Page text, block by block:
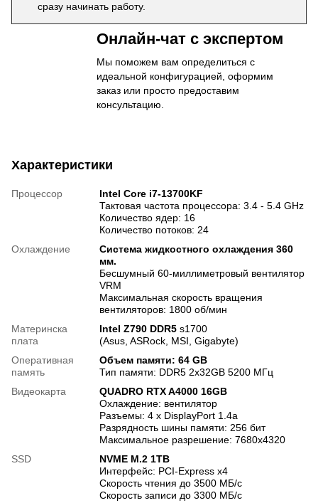
сразу начинать работу.
Онлайн-чат с экспертом
Мы поможем вам определиться с
идеальной конфигурацией, оформим
заказ или просто предоставим
консультацию.
Характеристики
Процессор
Intel Core i7-13700KF
Тактовая частота процессора: 3.4 - 5.4 GHz
Количество ядер: 16
Количество потоков: 24
Охлаждение
Система жидкостного охлаждения 360
мм.
Бесшумный 60-миллиметровый вентилятор
VRM
Максимальная скорость вращения
вентиляторов: 1800 об/мин
Материнска
плата
Intel Z790 DDR5 s1700
(Asus, ASRock, MSI, Gigabyte)
Оперативная
память
Объем памяти: 64 GB
Тип памяти: DDR5 2x32GB 5200 МГц
Видеокарта
QUADRO RTX A4000 16GB
Охлаждение: вентилятор
Разъемы: 4 x DisplayPort 1.4a
Разрядность шины памяти: 256 бит
Максимальное разрешение: 7680x4320
SSD
NVME M.2 1TB
Интерфейс: PCI-Express x4
Скорость чтения до 3500 МБ/с
Скорость записи до 3300 МБ/с